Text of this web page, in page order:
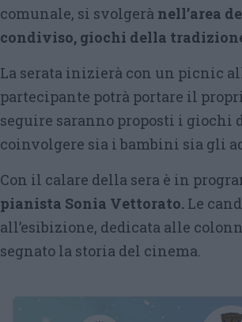
comunale, si svolgerà nell’area
condiviso, giochi della
La serata inizierà con un picnic
partecipante potrà portare il
seguire saranno proposti i giochi
coinvolgere sia i bambini sia gli
Con il calare della sera è in
pianista Sonia Vettorato. Le
all’esibizione, dedicata alle
segnato la storia del cinema.